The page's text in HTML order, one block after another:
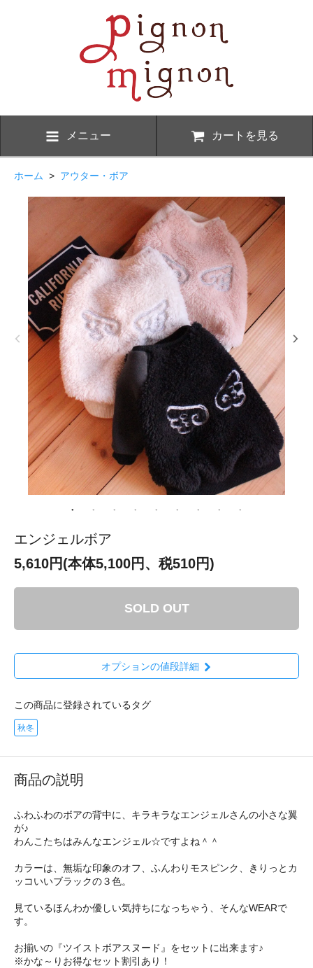
メニュー カートを見る
ホーム > アウター・ボア
エンジェルボア
5,610円(本体5,100円、税510円)
SOLD OUT
オプションの値段詳細
この商品に登録されているタグ
秋冬
商品の説明
ふわふわのボアの背中に、キラキラなエンジェルさんの小さな翼
が♪
わんこたちはみんなエンジェル☆ですよね＾＾
カラーは、無垢な印象のオフ、ふんわりモスピンク、きりっとカ
ッコいいブラックの３色。
見ているほんわか優しい気持ちになっちゃう、そんなWEARで
す。
お揃いの『ツイストボアスヌード』をセットに出来ます♪
※かな～りお得なセット割引あり！